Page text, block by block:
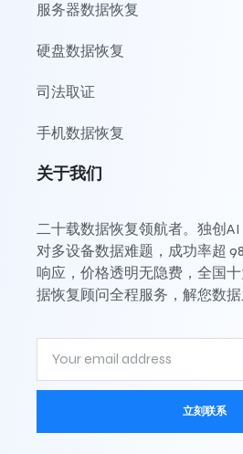
服务器数据恢复
硬盘数据恢复
司法取证
手机数据恢复
关于我们
二十载数据恢复领航者。独创
对多设备数据难题，成功率超
响应，价格透明无隐费，全国
据恢复顾问全程服务，解您数据
立刻联系